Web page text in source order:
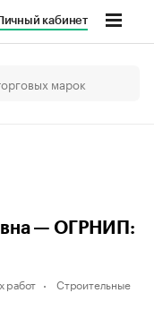
кабинет
— ОГРНИП:
работ
Строительные